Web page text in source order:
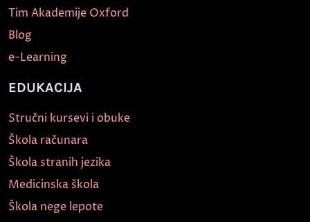
Tim Akademije Oxford
Blog
e-Learning
EDUKACIJA
Stručni kursevi i obuke
Škola računara
Škola stranih jezika
Medicinska škola
Škola nege lepote